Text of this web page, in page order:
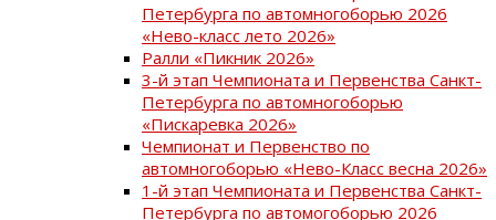
Петербурга по автомногоборью 2026
«Нево-класс лето 2026»
Ралли «Пикник 2026»
3-й этап Чемпионата и Первенства Санкт-
Петербурга по автомногоборью
«Пискаревка 2026»
Чемпионат и Первенство по
автомногоборью «Нево-Класс весна 2026»
1-й этап Чемпионата и Первенства Санкт-
Петербурга по автомогоборью 2026